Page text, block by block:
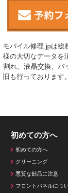
モバイル修理.jpは総
様の大切なデータを
割れ、液晶交換、バ
旧も行っておりま
初めての方へ
初めての方へ
クリーニング
悪質な部品に注意
フロントパネルにつ